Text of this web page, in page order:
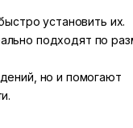
установить их.
подходят по
но и помогают